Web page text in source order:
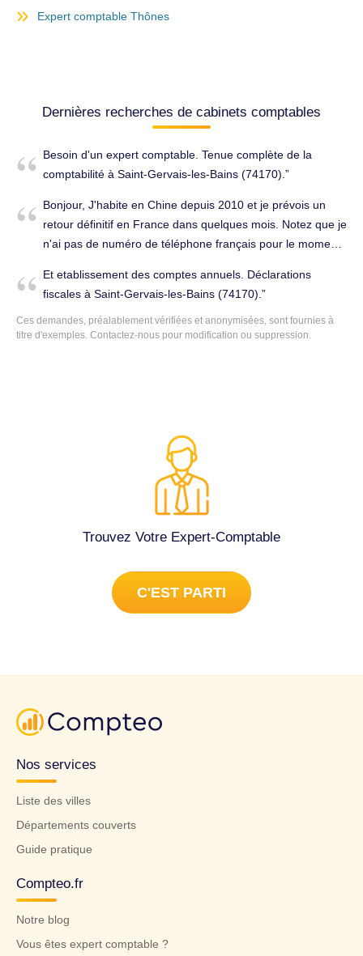
Expert comptable Thônes
Dernières recherches de cabinets comptables
Besoin d'un expert comptable. Tenue complète de la
comptabilité à Saint-Gervais-les-Bains (74170).
Bonjour, J'habite en Chine depuis 2010 et je prévois un
retour définitif en France dans quelques mois. Notez que je
n'ai pas de numéro de téléphone français pour le moment.
activité de conseil en informatique. A titre particulier j'ai
également besoin d'aide pour mes déclarations fiscales.
Cordialement. Conseils (juridique, fiscal, social...) à Saint-
Gervais-les-Bains (74170).
Et etablissement des comptes annuels. Déclarations
fiscales à Saint-Gervais-les-Bains (74170).
Ces demandes, préalablement vérifiées et anonymisées, sont fournies à
titre d'exemples. Contactez-nous pour modification ou suppression.
Trouvez Votre Expert-Comptable
C'EST PARTI
Nos services
Liste des villes
Départements couverts
Guide pratique
Compteo.fr
Notre blog
Vous êtes expert comptable ?